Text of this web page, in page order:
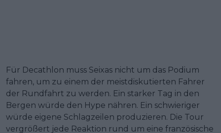
Für Decathlon muss Seixas nicht um das Podium
fahren, um zu einem der meistdiskutierten Fahrer
der Rundfahrt zu werden. Ein starker Tag in den
Bergen würde den Hype nähren. Ein schwieriger
würde eigene Schlagzeilen produzieren. Die Tour
vergrößert jede Reaktion rund um eine französische